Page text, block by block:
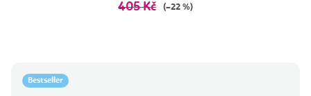
405 Kč (–22 %)
Bestseller